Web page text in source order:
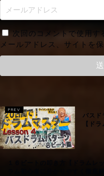
次回のコメントで使用す
メールアドレス、サイトを保
バスド
【ド